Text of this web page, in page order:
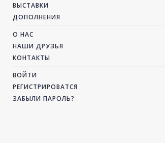
ВЫСТАВКИ
ДОПОЛНЕНИЯ
О НАС
НАШИ ДРУЗЬЯ
КОНТАКТЫ
ВОЙТИ
РЕГИСТРИРОВАТСЯ
ЗАБЫЛИ ПАРОЛЬ?